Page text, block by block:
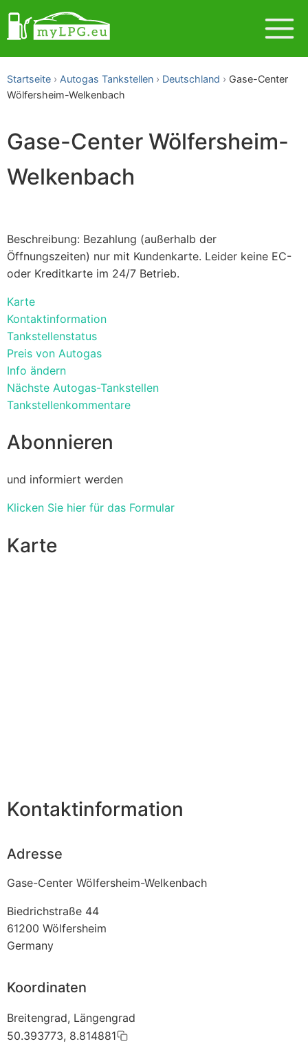
Startseite Autogas Tankstellen Deutschland
Gase-Center
Wölfersheim-Welkenbach
Gase-Center Wölfersheim-
Welkenbach
Beschreibung: Bezahlung (außerhalb der
Öffnungszeiten) nur mit Kundenkarte. Leider keine EC-
oder Kreditkarte im 24/7 Betrieb.
Karte
Kontaktinformation
Tankstellenstatus
Preis von Autogas
Info ändern
Nächste Autogas-Tankstellen
Tankstellenkommentare
Abonnieren
und informiert werden
Klicken Sie hier für das Formular
Karte
Kontaktinformation
Adresse
Gase-Center Wölfersheim-Welkenbach
Biedrichstraße 44
61200 Wölfersheim
Germany
Koordinaten
Breitengrad, Längengrad
50.393773, 8.814881